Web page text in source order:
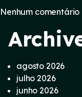
Nenhum
agosto 2026
julho 2026
junho 2026